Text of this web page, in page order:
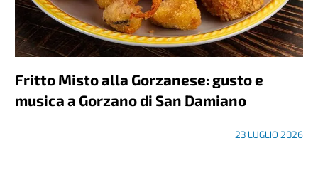
Fritto Misto alla Gorzanese: gusto e
musica a Gorzano di San Damiano
23 LUGLIO 2026